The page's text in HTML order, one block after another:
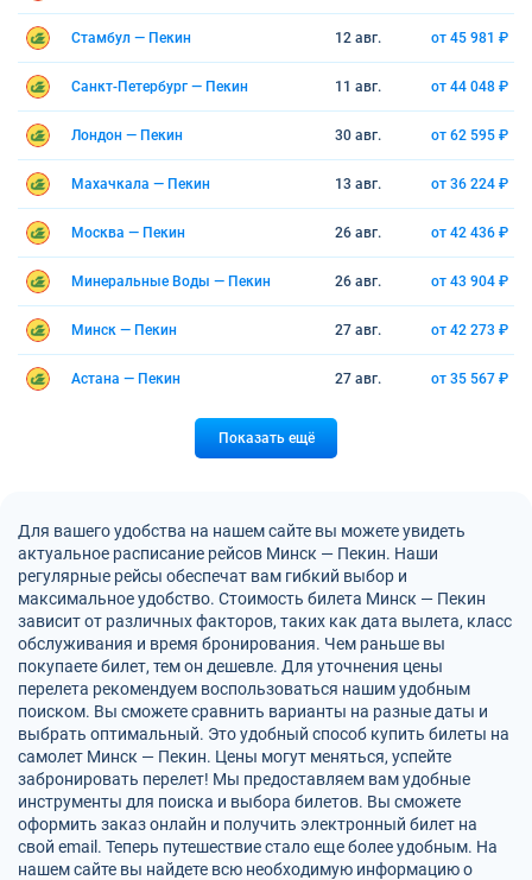
Стамбул — Пекин 12 авг. от 45 981 ₽
Санкт-Петербург — Пекин 11 авг. от 44 048 ₽
Лондон — Пекин 30 авг. от 62 595 ₽
Махачкала — Пекин 13 авг. от 36 224 ₽
Москва — Пекин 26 авг. от 42 436 ₽
Минеральные Воды — Пекин 26 авг. от 43 904 ₽
Минск — Пекин 27 авг. от 42 273 ₽
Астана — Пекин 27 авг. от 35 567 ₽
Показать ещё
Для вашего удобства на нашем сайте вы можете увидеть
актуальное расписание рейсов Минск — Пекин. Наши
регулярные рейсы обеспечат вам гибкий выбор и
максимальное удобство. Стоимость билета Минск — Пекин
зависит от различных факторов, таких как дата вылета, класс
обслуживания и время бронирования. Чем раньше вы
покупаете билет, тем он дешевле. Для уточнения цены
перелета рекомендуем воспользоваться нашим удобным
поиском. Вы сможете сравнить варианты на разные даты и
выбрать оптимальный. Это удобный способ купить билеты на
самолет Минск — Пекин. Цены могут меняться, успейте
забронировать перелет! Мы предоставляем вам удобные
инструменты для поиска и выбора билетов. Вы сможете
оформить заказ онлайн и получить электронный билет на
свой email. Теперь путешествие стало еще более удобным. На
нашем сайте вы найдете всю необходимую информацию о